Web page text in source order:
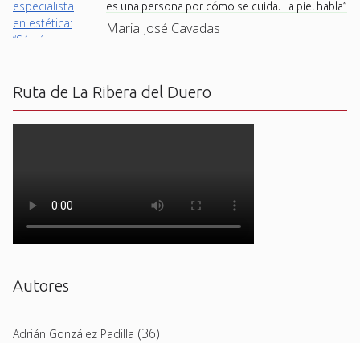
es una persona por cómo se cuida. La piel habla”
Maria José Cavadas
Ruta de La Ribera del Duero
Autores
Adrián González Padilla (36)